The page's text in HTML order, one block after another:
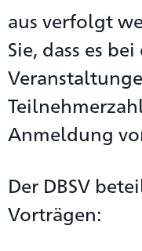
aus verfolgt
Sie, dass es
Anmeldung
Der DBSV
Vorträgen: